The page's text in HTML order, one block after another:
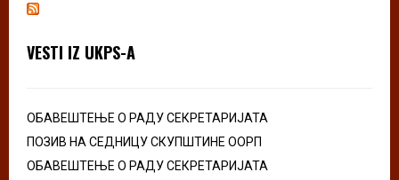
VESTI IZ UKPS-A
ОБАВЕШТЕЊЕ О РАДУ СЕКРЕТАРИЈАТА
ПОЗИВ НА СЕДНИЦУ СКУПШТИНЕ ООРП
ОБАВЕШТЕЊЕ О РАДУ СЕКРЕТАРИЈАТА